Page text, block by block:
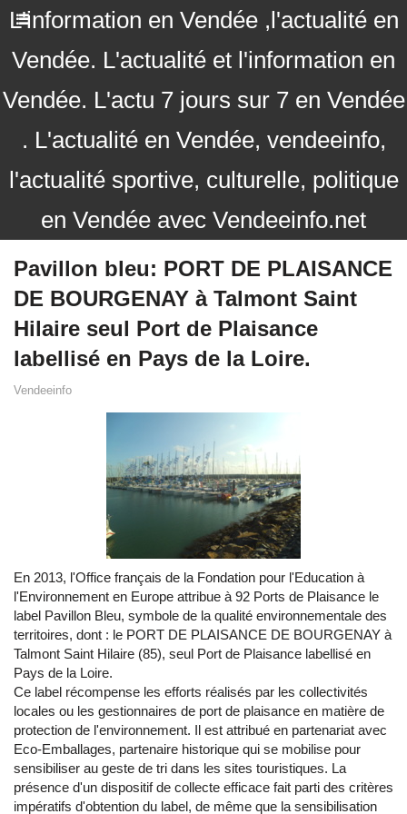
L'information en Vendée ,l'actualité en
Vendée. L'actualité et l'information en
Vendée. L'actu 7 jours sur 7 en Vendée
. L'actualité en Vendée, vendeeinfo,
l'actualité sportive, culturelle, politique
en Vendée avec Vendeeinfo.net
Pavillon bleu: PORT DE PLAISANCE
DE BOURGENAY à Talmont Saint
Hilaire seul Port de Plaisance
labellisé en Pays de la Loire.
Vendeeinfo
En 2013, l'Office français de la Fondation pour l'Education à
l'Environnement en Europe attribue à 92 Ports de Plaisance le
label Pavillon Bleu, symbole de la qualité environnementale des
territoires, dont : le PORT DE PLAISANCE DE BOURGENAY à
Talmont Saint Hilaire (85), seul Port de Plaisance labellisé en
Pays de la Loire.
Ce label récompense les efforts réalisés par les collectivités
locales ou les gestionnaires de port de plaisance en matière de
protection de l'environnement. Il est attribué en partenariat avec
Eco-Emballages, partenaire historique qui se mobilise pour
sensibiliser au geste de tri dans les sites touristiques. La
présence d'un dispositif de collecte efficace fait parti des critères
impératifs d'obtention du label, de même que la sensibilisation